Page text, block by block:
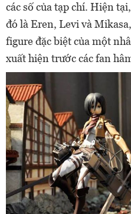
các số của tạp chí. Hiện
đó là Eren, Levi và
figure đặc biệt của một
xuất hiện trước các fan